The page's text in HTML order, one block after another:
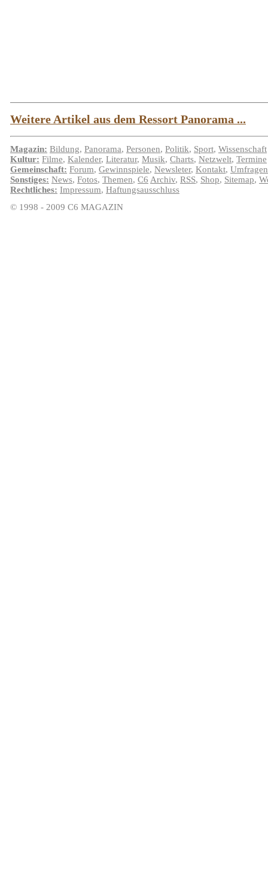
Weitere Artikel aus dem Ressort Panorama ...
Magazin: Bildung, Panorama, Personen, Politik, Sport, Wissenschaft
Kultur: Filme, Kalender, Literatur, Musik, Charts, Netzwelt, Termine
Gemeinschaft: Forum, Gewinnspiele, Newsleter, Kontakt, Umfragen
Sonstiges: News, Fotos, Themen, C6 Archiv, RSS, Shop, Sitemap,
Rechtliches: Impressum, Haftungsausschluss
© 1998 - 2009 C6 MAGAZIN